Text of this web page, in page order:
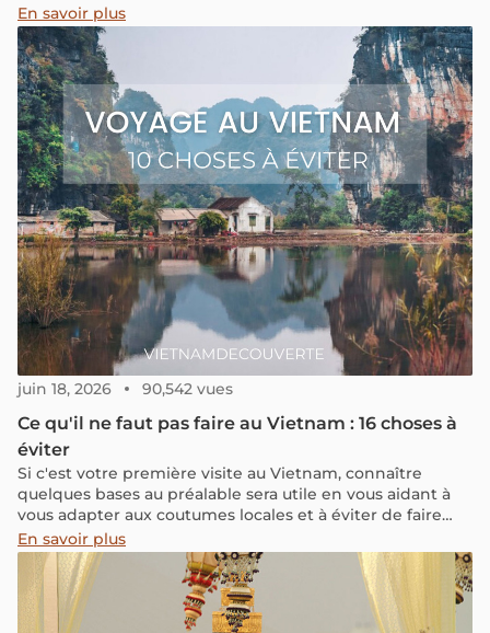
En savoir plus
juin 18, 2026 90,542 vues
Ce qu'il ne faut pas faire au Vietnam : 16 choses à
éviter
Si c'est votre première visite au Vietnam, connaître
quelques bases au préalable sera utile en vous aidant à
vous adapter aux coutumes locales et à éviter de faire
des gaffes culturelles.
En savoir plus